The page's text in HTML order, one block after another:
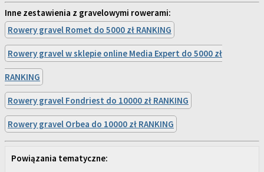
Inne zestawienia z gravelowymi rowerami:
Rowery gravel Romet do 5000 zł RANKING
Rowery gravel w sklepie online Media Expert do 5000 zł
RANKING
Rowery gravel Fondriest do 10000 zł RANKING
Rowery gravel Orbea do 10000 zł RANKING
Powiązania tematyczne: